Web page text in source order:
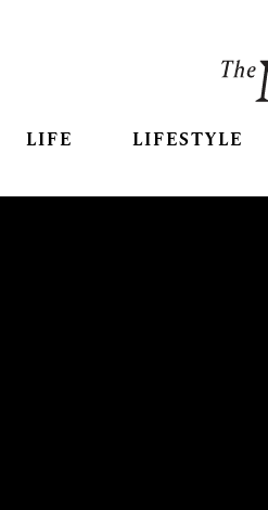
LIFE LIFESTYLE